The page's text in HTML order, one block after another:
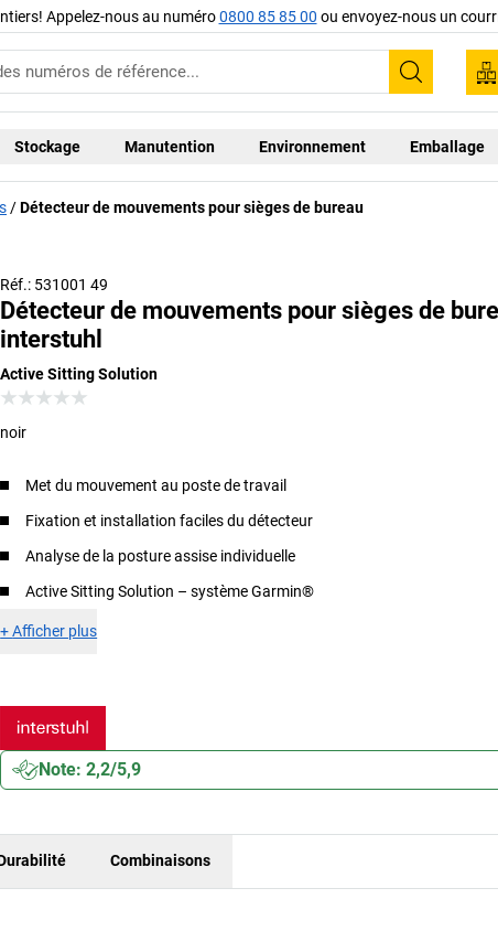
Appelez-nous au numéro0800 85 85 00 ou envoyez-nous un
Stockage Manutention Environnement Emballage
Détecteur de mouvements pour sièges de bureau
Réf.: 531001 49
Détecteur de mouvements pour sièges de
interstuhl
Active Sitting Solution
noir
Met du mouvement au poste de travail
Fixation et installation faciles du détecteur
Analyse de la posture assise individuelle
Active Sitting Solution – système Garmin®
+Afficher plus
Note: 2,2/5,9
Combinaisons